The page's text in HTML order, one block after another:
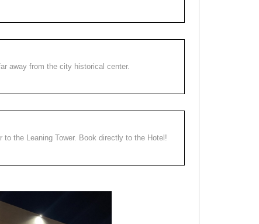
away from the city historical center.
to the Leaning Tower. Book directly to the Hotel!